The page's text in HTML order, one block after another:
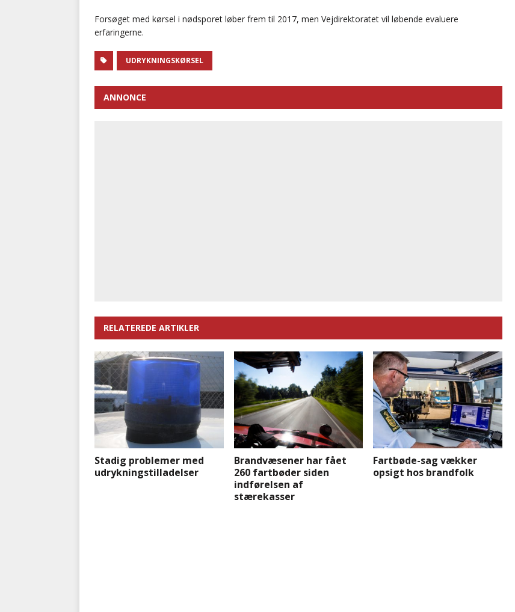
Forsøget med kørsel i nødsporet løber frem til 2017, men Vejdirektoratet vil løbende evaluere
erfaringerne.
UDRYKNINGSKØRSEL
ANNONCE
RELATEREDE ARTIKLER
Stadig problemer med
udrykningstilladelser
Brandvæsener har fået
260 fartbøder siden
indførelsen af
stærekasser
Fartbøde-sag vækker
opsigt hos brandfolk